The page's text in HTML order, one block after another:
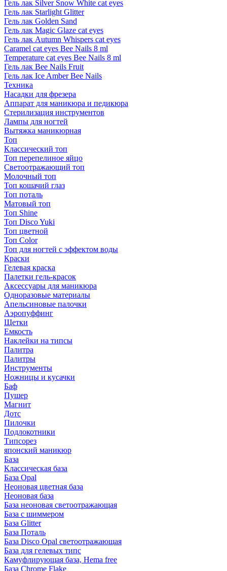
Гель лак Silver Snow White cat eyes
Гель лак Starlight Glitter
Гель лак Golden Sand
Гель лак Magic Glaze cat eyes
Гель лак Autumn Whispers cat eyes
Caramel cat eyes Bee Nails 8 ml
Temperature cat eyes Bee Nails 8 ml
Гель лак Bee Nails Fruit
Гель лак Ice Amber Bee Nails
Техника
Насадки для фрезера
Аппарат для маникюра и педикюра
Стерилизация инструментов
Лампы для ногтей
Вытяжка маникюрная
Топ
Классический топ
Топ перепелиное яйцо
Светоотражающий топ
Молочный топ
Топ кошачий глаз
Топ поталь
Матовый топ
Топ Shine
Топ Disco Yuki
Топ цветной
Топ Color
Топ для ногтей с эффектом воды
Краски
Гелевая краска
Палетки гель-красок
Аксессуары для маникюра
Одноразовые материалы
Апельсиновые палочки
Аэропуффинг
Щетки
Емкость
Наклейки на типсы
Палитра
Палитры
Инструменты
Ножницы и кусачки
Баф
Пушер
Магнит
Дотс
Пилочки
Подлокотники
Типсорез
японский маникюр
База
Классическая база
База Opal
Неоновая цветная база
Неоновая база
База неоновая светоотражающая
База с шиммером
База Glitter
База Поталь
База Disco Opal светоотражающая
База для гелевых типс
Камуфлирующая база, Hema free
База Chrome Flake